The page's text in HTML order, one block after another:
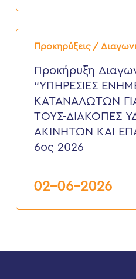
Προκηρύξεις /
Προκήρυξη
Διαγωνισμού
ΕΝΗΜΕΡΩΣΗΣ
ΚΑΤΑΝΑΛΩΤΩΝ
ΟΦΕΙΛΕΣ
ΤΟΥΣ-
ΔΙΑΚΟΠΕΣ
ΑΚΙΝΗΤΩΝ
2026
Προκήρυξη
“ΥΠΗΡΕΣΙΕΣ
ΚΑΤΑΝΑΛΩΤΩΝ
ΤΟΥΣ-ΔΙΑΚΟΠΕΣ
ΑΚΙΝΗΤΩΝ ΚΑΙ
6ος 2026
02-06-2026